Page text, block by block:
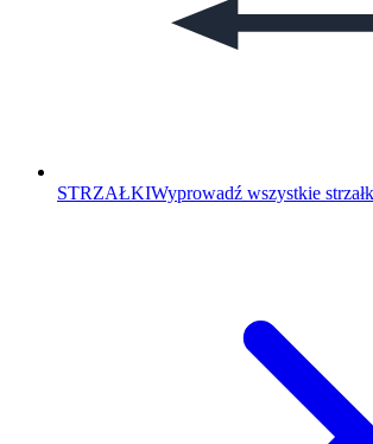
STRZAŁKIWyprowadź wszystkie